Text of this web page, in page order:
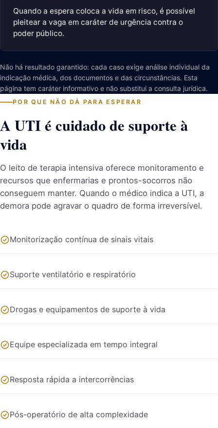
Quando a espera coloca a vida em risco, é possível
pleitear a vaga em caráter de urgência contra o
poder público.
Não há resultado garantido: cada caso exige análise individual da
indicação médica, dos documentos e das circunstâncias. Esta
página tem caráter informativo e não substitui a consulta jurídica.
POR QUE NÃO DÁ PARA ESPERAR
A UTI é cuidado de suporte à
vida
O leito de terapia intensiva oferece monitoramento e
recursos que enfermarias e prontos-socorros não
conseguem manter. Quando o médico indica a UTI, a
demora pode agravar o quadro de forma irreversível.
Monitorização contínua de sinais vitais
Suporte ventilatório e respiratório
Drogas e equipamentos de suporte à vida
Equipe especializada em tempo integral
Resposta rápida a intercorrências
Pós-operatório de alta complexidade